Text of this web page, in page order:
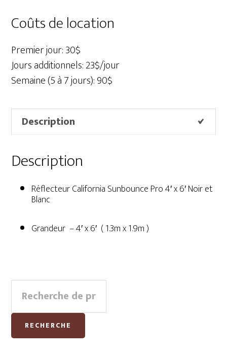
Sunbounce
4'
x
6'
et
Blanc
Coûts de location
Premier jour: 30$
Jours additionnels: 23$/jour
Semaine (5 à 7 jours): 90$
Description
Description
Réflecteur California Sunbounce Pro 4′ x 6′ Noir et
Blanc
Grandeur – 4′ x 6′ ( 1.3m x 1.9m )
Primary
Sidebar
pour :
RECHERCHE